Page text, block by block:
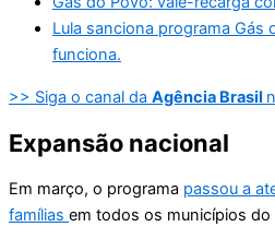
Lula sanciona programa Gás
funciona.
>> Siga o canal da Agência Brasil
Expansão nacional
Em março, o programa passou a
famílias em todos os municípios do